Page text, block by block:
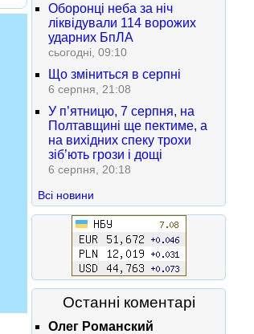
Оборонці неба за ніч
ліквідували 114 ворожих
ударних БпЛА
сьогодні, 09:10
Що зміниться в серпні
6 серпня, 21:08
У п’ятницю, 7 серпня, на
Полтавщині ще пектиме, а
на вихідних спеку трохи
зіб’ють грози і дощі
6 серпня, 20:18
Всі новини
Останні коментарі
Олег Романский